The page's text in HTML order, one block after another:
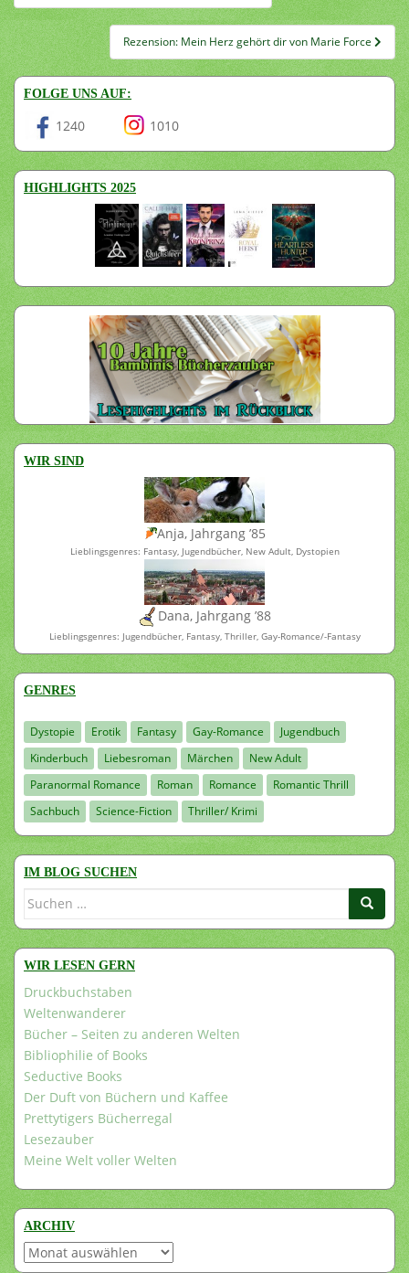
Rezension: Mein Herz gehört dir von Marie Force
FOLGE UNS AUF:
1240 1010
HIGHLIGHTS 2025
WIR SIND
Anja, Jahrgang ’85
Lieblingsgenres: Fantasy, Jugendbücher, New Adult, Dystopien
Dana, Jahrgang ’88
Lieblingsgenres: Jugendbücher, Fantasy, Thriller, Gay-Romance/-Fantasy
GENRES
Dystopie Erotik Fantasy Gay-Romance
Jugendbuch
Kinderbuch
Liebesroman Märchen
New Adult
Paranormal Romance
Roman Romance
Romantic Thrill
Sachbuch
Science-Fiction Thriller/ Krimi
IM BLOG SUCHEN
Suchen
WIR LESEN GERN
Druckbuchstaben
Weltenwanderer
Bücher – Seiten zu anderen Welten
Bibliophilie of Books
Seductive Books
Der Duft von Büchern und Kaffee
Prettytigers Bücherregal
Lesezauber
Meine Welt voller Welten
ARCHIV
Archiv